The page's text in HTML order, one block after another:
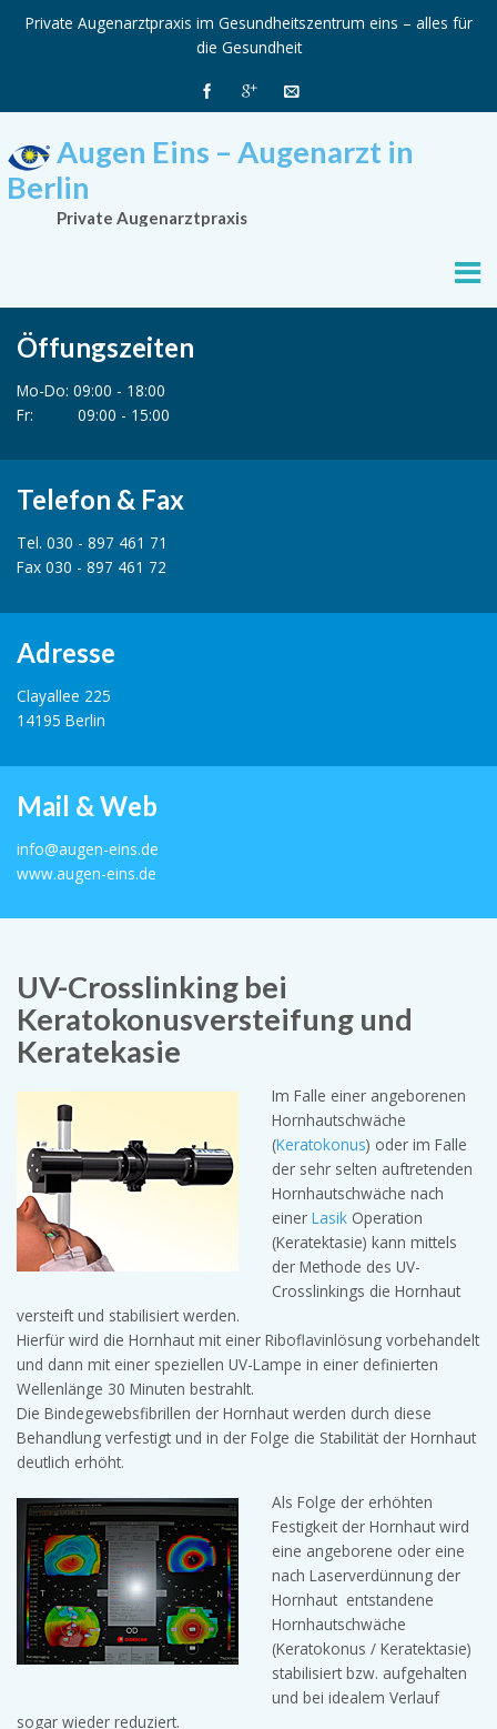
Private Augenarztpraxis im Gesundheitszentrum eins – alles für
die Gesundheit
Augen Eins – Augenarzt in
Berlin
Private Augenarztpraxis
Öffungszeiten
Mo-Do: 09:00 - 18:00
Fr: 09:00 - 15:00
Telefon & Fax
Tel. 030 - 897 461 71
Fax 030 - 897 461 72
Adresse
Clayallee 225
14195 Berlin
Mail & Web
info@augen-eins.de
www.augen-eins.de
UV-Crosslinking bei
Keratokonusversteifung und
Keratekasie
Im Falle einer angeborenen
Hornhautschwäche
(Keratokonus) oder im Falle
der sehr selten auftretenden
Hornhautschwäche nach
einer Lasik Operation
(Keratektasie) kann mittels
der Methode des UV-
Crosslinkings die Hornhaut
versteift und stabilisiert werden.
Hierfür wird die Hornhaut mit einer Riboflavinlösung vorbehandelt
und dann mit einer speziellen UV-Lampe in einer definierten
Wellenlänge 30 Minuten bestrahlt.
Die Bindegewebsfibrillen der Hornhaut werden durch diese
Behandlung verfestigt und in der Folge die Stabilität der Hornhaut
deutlich erhöht.
Als Folge der erhöhten
Festigkeit der Hornhaut wird
eine angeborene oder eine
nach Laserverdünnung der
Hornhaut entstandene
Hornhautschwäche
(Keratokonus / Keratektasie)
stabilisiert bzw. aufgehalten
und bei idealem Verlauf
sogar wieder reduziert.